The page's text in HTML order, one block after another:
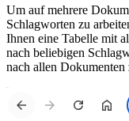
Um auf mehrere
Schlagworten zu
Ihnen eine Tabelle mit
nach beliebigen
nach allen